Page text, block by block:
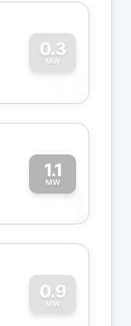
0.3
MW
0
1.1
MW1
0.9
MW